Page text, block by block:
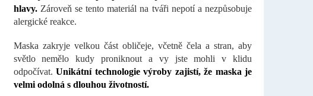
hlavy. Zároveň se tento materiál na tváři nepotí a nezpůsobuje
alergické reakce.
Maska zakryje velkou část obličeje, včetně čela a stran, aby
světlo nemělo kudy proniknout a vy jste mohli v klidu
odpočívat. Unikátní technologie výroby zajistí, že maska je
velmi odolná s dlouhou životností.